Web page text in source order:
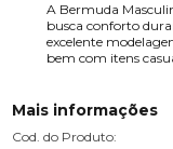
A Bermuda
busca conforto
excelente
bem com itens
Mais informações
Cod. do Produto: